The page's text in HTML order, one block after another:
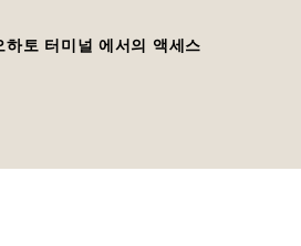
하토 터미널 에서의 액세스